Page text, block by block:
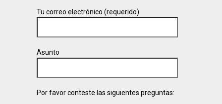
Tu correo electrónico (requerido)
Asunto
Por favor conteste las siguientes preguntas: